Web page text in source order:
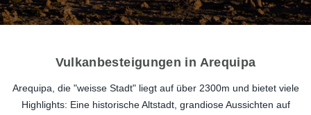
Vulkanbesteigungen in Arequipa
Arequipa, die "weisse Stadt" liegt auf über 2300m und bietet viele
Highlights: Eine historische Altstadt, grandiose Aussichten auf